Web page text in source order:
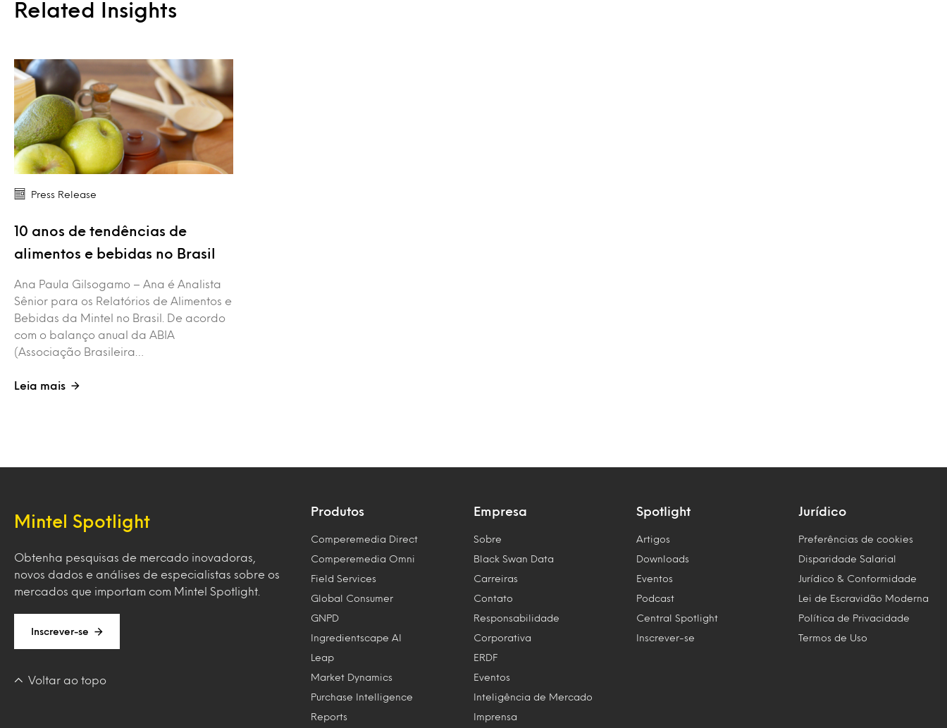
Related Insights
Press Release
10 anos de tendências de
alimentos e bebidas no Brasil
Ana Paula Gilsogamo – Ana é Analista
Sênior para os Relatórios de Alimentos e
Bebidas da Mintel no Brasil. De acordo
com o balanço anual da ABIA
(Associação Brasileira…
Leia mais
Mintel Spotlight
Obtenha pesquisas de mercado inovadoras,
novos dados e análises de especialistas sobre os
mercados que importam com Mintel Spotlight.
Inscrever-se
Voltar ao topo
Produtos
Comperemedia Direct
Comperemedia Omni
Field Services
Global Consumer
GNPD
Ingredientscape AI
Leap
Market Dynamics
Purchase Intelligence
Reports
Empresa
Sobre
Black Swan Data
Carreiras
Contato
Responsabilidade
Corporativa
ERDF
Eventos
Inteligência de Mercado
Imprensa
Spotlight
Artigos
Downloads
Eventos
Podcast
Central Spotlight
Inscrever-se
Jurídico
Preferências de cookies
Disparidade Salarial
Jurídico & Conformidade
Lei de Escravidão Moderna
Política de Privacidade
Termos de Uso